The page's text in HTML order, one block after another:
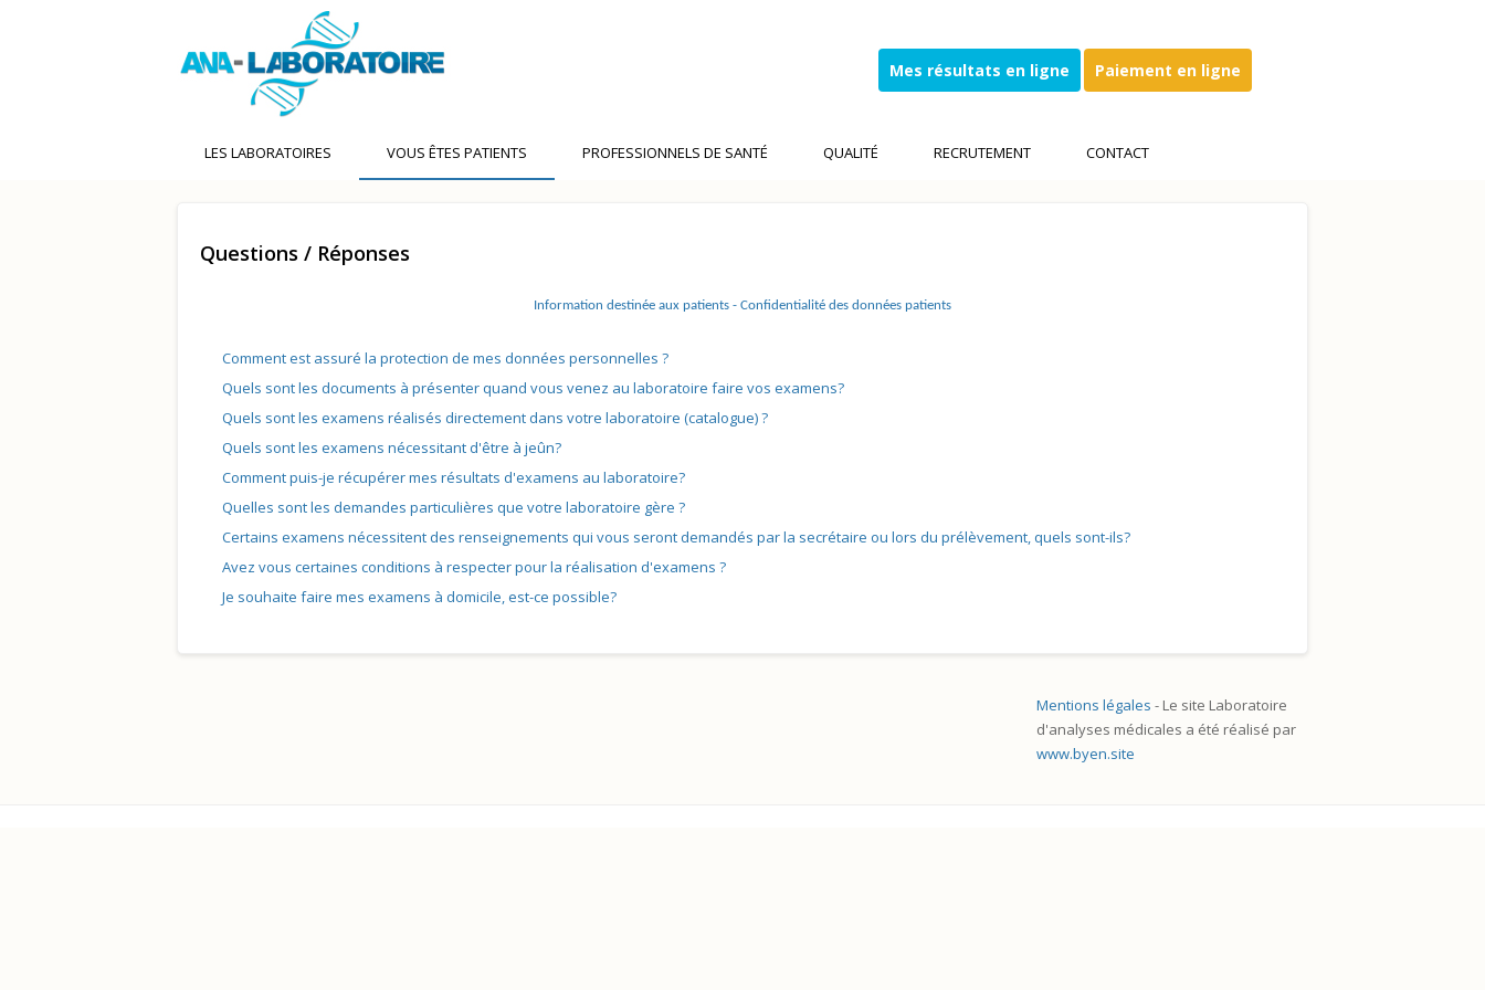
Mes résultats en ligne Paiement en ligne
LES LABORATOIRES VOUS ÊTES PATIENTS PROFESSIONNELS DE SANTÉ QUALITÉ RECRUTEMENT CONTACT
Questions / Réponses
Information destinée aux patients - Confidentialité des données patients
Comment est assuré la protection de mes données personnelles ?
Quels sont les documents à présenter quand vous venez au laboratoire faire vos examens?
Quels sont les examens réalisés directement dans votre laboratoire (catalogue) ?
Quels sont les examens nécessitant d'être à jeûn?
Comment puis-je récupérer mes résultats d'examens au laboratoire?
Quelles sont les demandes particulières que votre laboratoire gère ?
Certains examens nécessitent des renseignements qui vous seront demandés par la secrétaire ou lors du prélèvement, quels sont-ils?
Avez vous certaines conditions à respecter pour la réalisation d'examens ?
Je souhaite faire mes examens à domicile, est-ce possible?
Mentions légales - Le site Laboratoire
d'analyses médicales a été réalisé par
www.byen.site